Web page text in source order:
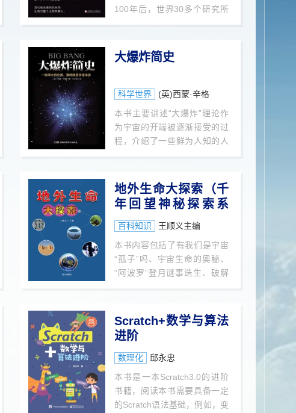
可言的科学世界——粒子世
原子和夸克、电子和中微子，
100年后，世界30多个研究所
的200位科学家以史无前例的
照”的庞大计划，揭开了宇宙怪
物的真身。本书作者海诺·法尔
在书中将天体物理、黑洞研究
细记录了数代科学家通过一个
世纪的努力，冲破人类认识和
想象力的边界，终于在2019年
索宇宙的冒险，旅程结束的时
候，黑洞将不再神秘，未来也
不要放弃，是能出去的。——
霍金
大爆炸简史
科学世界
(英)西蒙·辛格
本书主要讲述“大爆炸”理论作
为宇宙的开端被逐渐接受的过
程，介绍了一些鲜为人知的人
伽莫夫用打油诗反击稳恒态已
过期，霍伊尔则继续嘲笑大爆
炸模型和那些相信它的人，最
终大爆炸理论以良好的预言能
地外生命大探索（千
年回望神秘探索系
列）
百科知识
王顺义主编
本书内容包括了有我们是宇宙
“孤子”吗、宇宙生命的奥秘、
“阿波罗”登月谜事迭生、破解
星文明发出的危险警报和ＳＯ
Ｓ信号、火星上的“脸庞”、神
秘的火星“金字塔”、意外发现
火星苹果园、“探路者”号巧遇
光令人费解等内容。
Scratch+数学与算法
进阶
数理化
邱永忠
本书是一本Scratch3.0的进阶
书籍，阅读本书需要具备一定
的Scratch语法基础，例如，变